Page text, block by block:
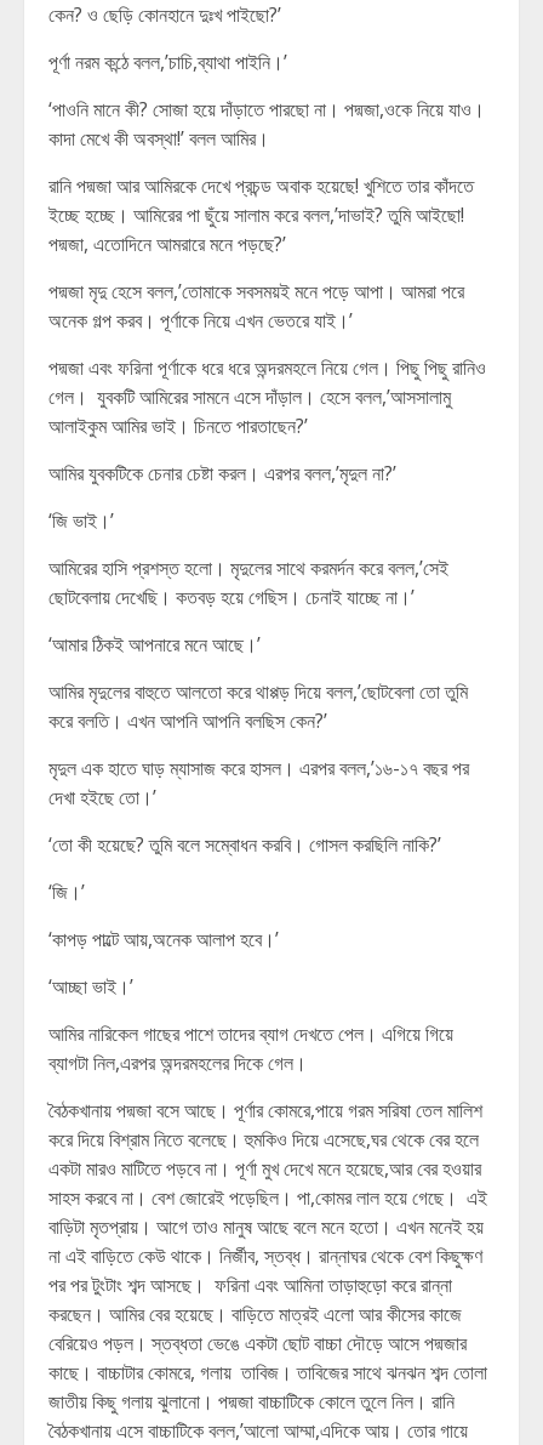
কেন? ও ছেড়ি কোনহানে দুঃখ পাইছো?’
পূর্ণা নরম কন্ঠে বলল,’চাচি,ব্যাথা পাইনি।’
‘পাওনি মানে কী? সোজা হয়ে দাঁড়াতে পারছো না। পদ্মজা,ওকে নিয়ে যাও।
কাদা মেখে কী অবস্থা!’ বলল আমির।
রানি পদ্মজা আর আমিরকে দেখে প্রচন্ড অবাক হয়েছে! খুশিতে তার কাঁদতে
ইচ্ছে হচ্ছে। আমিরের পা ছুঁয়ে সালাম করে বলল,’দাভাই? তুমি আইছো!
পদ্মজা, এতোদিনে আমরারে মনে পড়ছে?’
পদ্মজা মৃদু হেসে বলল,’তোমাকে সবসময়ই মনে পড়ে আপা। আমরা পরে
অনেক গল্প করব। পূর্ণাকে নিয়ে এখন ভেতরে যাই।’
পদ্মজা এবং ফরিনা পূর্ণাকে ধরে ধরে অন্দরমহলে নিয়ে গেল। পিছু পিছু রানিও
গেল। যুবকটি আমিরের সামনে এসে দাঁড়াল। হেসে বলল,’আসসালামু
আলাইকুম আমির ভাই। চিনতে পারতাছেন?’
আমির যুবকটিকে চেনার চেষ্টা করল। এরপর বলল,’মৃদুল না?’
‘জি ভাই।’
আমিরের হাসি প্রশস্ত হলো। মৃদুলের সাথে করমর্দন করে বলল,’সেই
ছোটবেলায় দেখেছি। কতবড় হয়ে গেছিস। চেনাই যাচ্ছে না।’
‘আমার ঠিকই আপনারে মনে আছে।’
আমির মৃদুলের বাহুতে আলতো করে থাপ্পড় দিয়ে বলল,’ছোটবেলা তো তুমি
করে বলতি। এখন আপনি আপনি বলছিস কেন?’
মৃদুল এক হাতে ঘাড় ম্যাসাজ করে হাসল। এরপর বলল,’১৬-১৭ বছর পর
দেখা হইছে তো।’
‘তো কী হয়েছে? তুমি বলে সম্বোধন করবি। গোসল করছিলি নাকি?’
‘জি।’
‘কাপড় পাল্টে আয়,অনেক আলাপ হবে।’
‘আচ্ছা ভাই।’
আমির নারিকেল গাছের পাশে তাদের ব্যাগ দেখতে পেল। এগিয়ে গিয়ে
ব্যাগটা নিল,এরপর অন্দরমহলের দিকে গেল।
বৈঠকখানায় পদ্মজা বসে আছে। পূর্ণার কোমরে,পায়ে গরম সরিষা তেল মালিশ
করে দিয়ে বিশ্রাম নিতে বলেছে। হুমকিও দিয়ে এসেছে,ঘর থেকে বের হলে
একটা মারও মাটিতে পড়বে না। পূর্ণা মুখ দেখে মনে হয়েছে,আর বের হওয়ার
সাহস করবে না। বেশ জোরেই পড়েছিল। পা,কোমর লাল হয়ে গেছে। এই
বাড়িটা মৃতপ্রায়। আগে তাও মানুষ আছে বলে মনে হতো। এখন মনেই হয়
না এই বাড়িতে কেউ থাকে। নির্জীব, স্তব্ধ। রান্নাঘর থেকে বেশ কিছুক্ষণ
পর পর টুংটাং শব্দ আসছে। ফরিনা এবং আমিনা তাড়াহুড়ো করে রান্না
করছেন। আমির বের হয়েছে। বাড়িতে মাত্রই এলো আর কীসের কাজে
বেরিয়েও পড়ল। স্তব্ধতা ভেঙে একটা ছোট বাচ্চা দৌড়ে আসে পদ্মজার
কাছে। বাচ্চাটার কোমরে, গলায় তাবিজ। তাবিজের সাথে ঝনঝন শব্দ তোলা
জাতীয় কিছু গলায় ঝুলানো। পদ্মজা বাচ্চাটিকে কোলে তুলে নিল। রানি
বৈঠকখানায় এসে বাচ্চাটিকে বলল,’আলো আম্মা,এদিকে আয়। তোর গায়ে